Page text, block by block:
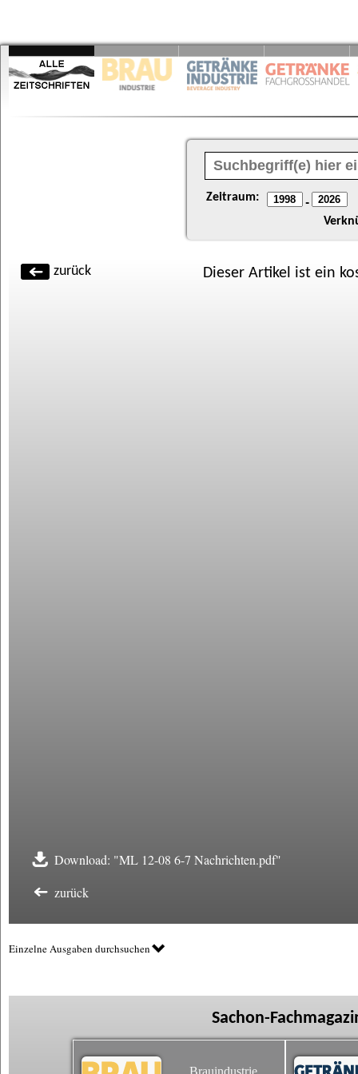
Zeitraum: -
zurück Dieser Artikel ist ein
Download: "ML 12-08 6-7 Nachrichten.pdf"
zurück
Einzelne Ausgaben durchsuchen
Sachon-
Brauindustrie